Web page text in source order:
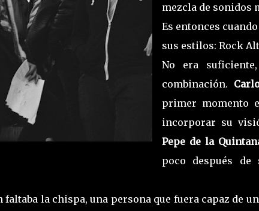
mezcla de sonidos
Es entonces
sus estilos: Rock
No era
combinación.
primer momento
incorporar su
Pepe de la
poco después
faltaba la chispa, una persona que fuera capaz de